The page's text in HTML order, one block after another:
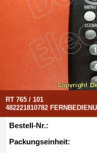
RT 765 / 101
482221810782
Bestell-Nr.:
Packungseinheit: